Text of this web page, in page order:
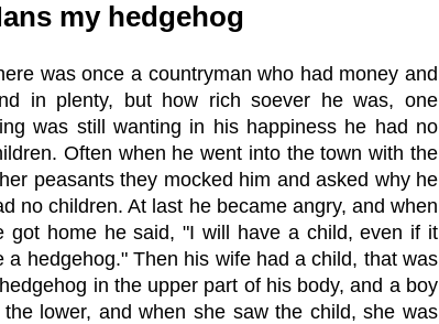
my hedgehog
was once a countryman who had money and
in plenty, but how rich soever he was, one
was still wanting in his happiness he had no
Often when he went into the town with the
peasants they mocked him and asked why he
no children. At last he became angry, and when
got home he said, "I will have a child, even if it
a hedgehog." Then his wife had a child, that was
in the upper part of his body, and a boy
the lower, and when she saw the child, she was